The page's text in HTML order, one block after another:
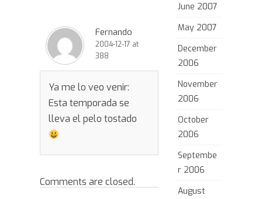
Fernando
2004-12-17 at
388
Ya me lo veo venir:
Esta temporada se
lleva el pelo tostado
Comments are closed.
June 2007
May 2007
December
2006
November
2006
October
2006
Septembe
r 2006
August